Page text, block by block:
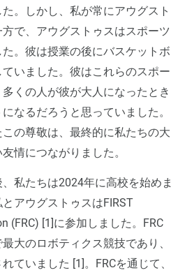
。しかし、私が常にアウグスト
で、アウグストゥスはスポーツ
。彼は授業の後にバスケットボ
いました。彼はこれらのスポー
くの人が彼が大人になったとき
なるだろうと思っていました。
の尊敬は、最終的に私たちの大
情につながりました。
私たちは2024年に高校を始めま
アウグストゥスはFIRST
(FRC) [1]に参加しました。FRC
大のロボティクス競技であり、
ていました [1]。FRCを通じて、